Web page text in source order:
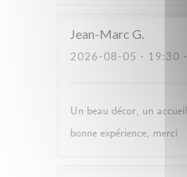
Jean-Marc G
2026-08-05 - 19:30 -
Un beau décor, un
bonne expérience, merci